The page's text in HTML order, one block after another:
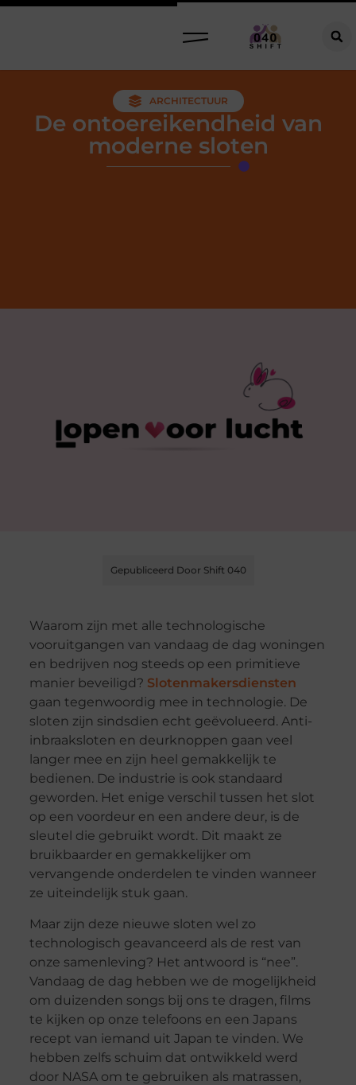
ARCHITECTUUR
De ontoereikendheid van
moderne sloten
Gepubliceerd Door Shift 040
Waarom zijn met alle technologische
vooruitgangen van vandaag de dag woningen
en bedrijven nog steeds op een primitieve
manier beveiligd? Slotenmakersdiensten
gaan tegenwoordig mee in technologie. De
sloten zijn sindsdien echt geëvolueerd. Anti-
inbraaksloten en deurknoppen gaan veel
langer mee en zijn heel gemakkelijk te
bedienen. De industrie is ook standaard
geworden. Het enige verschil tussen het slot
op een voordeur en een andere deur, is de
sleutel die gebruikt wordt. Dit maakt ze
bruikbaarder en gemakkelijker om
vervangende onderdelen te vinden wanneer
ze uiteindelijk stuk gaan.
Maar zijn deze nieuwe sloten wel zo
technologisch geavanceerd als de rest van
onze samenleving? Het antwoord is “nee”.
Vandaag de dag hebben we de mogelijkheid
om duizenden songs bij ons te dragen, films
te kijken op onze telefoons en een Japans
recept van iemand uit Japan te vinden. We
hebben zelfs schuim dat ontwikkeld werd
door NASA om te gebruiken als matrassen,